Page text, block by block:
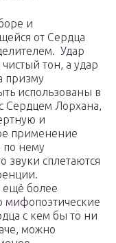
и
от Сердца
Удар
тон, а удар
призму
использованы в
Сердцем Лорхана,
и
применение
по нему
звуки сплетаются
ещё более
мифопоэтические
с кем бы то ни
можно